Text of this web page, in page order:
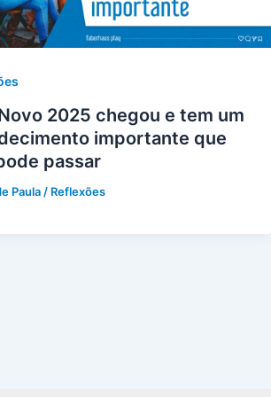
2025 chegou e tem um
importante que
passar
Paula / Reflexões